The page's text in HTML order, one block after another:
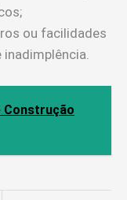
ou facilidades
inadimplência.
Construção